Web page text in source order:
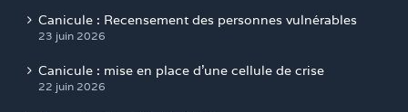
Canicule : Recensement des personnes vulnérables
23 juin 2026
Canicule : mise en place d’une cellule de crise
22 juin 2026